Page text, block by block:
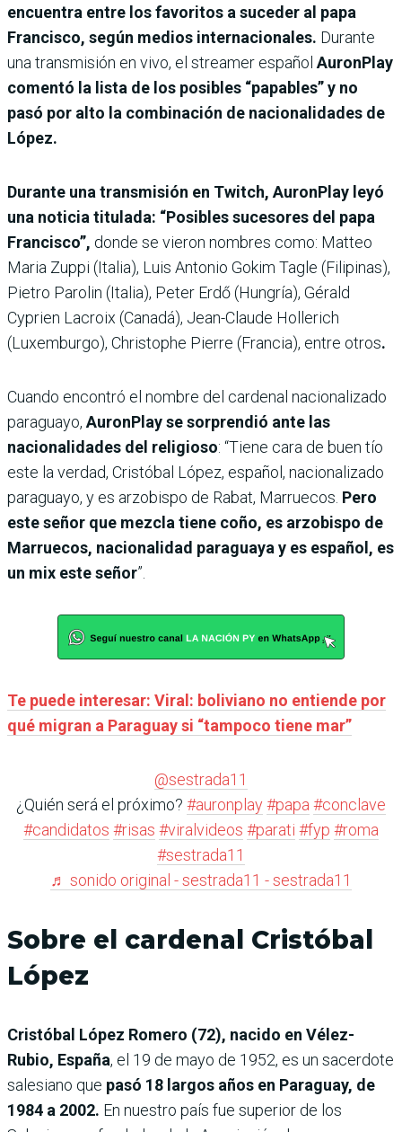
encuentra entre los favoritos a suceder al papa
Francisco, según medios internacionales. Durante
una transmisión en vivo, el streamer español AuronPlay
comentó la lista de los posibles “papables” y no
pasó por alto la combinación de nacionalidades de
López.
Durante una transmisión en Twitch, AuronPlay leyó
una noticia titulada: “Posibles sucesores del papa
Francisco”, donde se vieron nombres como: Matteo
Maria Zuppi (Italia), Luis Antonio Gokim Tagle (Filipinas),
Pietro Parolin (Italia), Peter Erdő (Hungría), Gérald
Cyprien Lacroix (Canadá), Jean-Claude Hollerich
(Luxemburgo), Christophe Pierre (Francia), entre otros.
Cuando encontró el nombre del cardenal nacionalizado
paraguayo, AuronPlay se sorprendió ante las
nacionalidades del religioso: “Tiene cara de buen tío
este la verdad, Cristóbal López, español, nacionalizado
paraguayo, y es arzobispo de Rabat, Marruecos. Pero
este señor que mezcla tiene coño, es arzobispo de
Marruecos, nacionalidad paraguaya y es español, es
un mix este señor”.
Te puede interesar: Viral: boliviano no entiende por
qué migran a Paraguay si “tampoco tiene mar”
@sestrada11
¿Quién será el próximo? #auronplay#papa #conclave
#candidatos #risas #viralvideos #parati #fyp #roma
#sestrada11
♬ sonido original - sestrada11 - sestrada11
Sobre el cardenal Cristóbal
López
Cristóbal López Romero (72), nacido en Vélez-
Rubio, España, el 19 de mayo de 1952, es un sacerdote
salesiano que pasó 18 largos años en Paraguay, de
1984 a 2002. En nuestro país fue superior de los